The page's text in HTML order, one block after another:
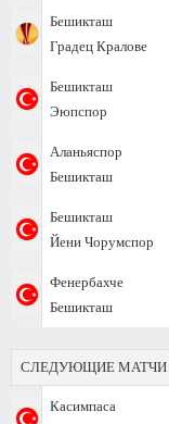
Бешикташ
Градец Кралове
Бешикташ
Эюпспор
Аланьяспор
Бешикташ
Бешикташ
Йени Чорумспор
Фенербахче
Бешикташ
СЛЕДУЮЩИЕ МАТЧИ
Касимпаса